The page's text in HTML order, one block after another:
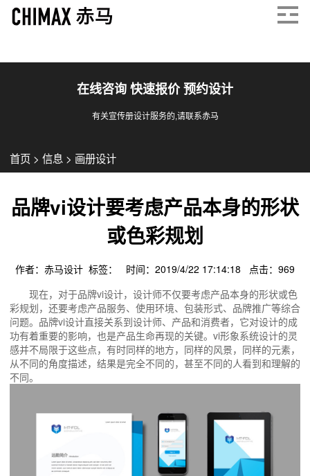
在线咨询 快速报价 预约设计
有关宣传册设计服务的,请联系赤马
首页 > 信息 > 画册设计
品牌vi设计要考虑产品本身的形状
或色彩规划
作者：赤马设计 标签： 时间：2019/4/22 17:14:18 点击： 969
现在，对于品牌vi设计，设计师不仅要考虑产品本身的形状或色
彩规划，还要考虑产品服务、使用环境、包装形式、品牌推广等综合
问题。品牌vi设计直接关系到设计师、产品和消费者，它对设计的成
功有着重要的影响，也是产品生命再现的关键。vi形象系统设计的灵
感并不局限于这些点，有时同样的地方，同样的风景，同样的元素，
从不同的角度描述，结果是完全不同的，甚至不同的人看到和理解的
不同。